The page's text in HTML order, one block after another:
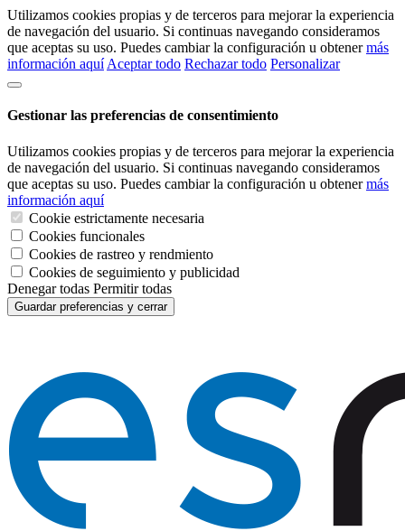
Utilizamos cookies propias y de terceros para mejorar la experiencia
de navegación del usuario. Si continuas navegando consideramos
que aceptas su uso. Puedes cambiar la configuración u obtenermás
información aquí Aceptar todo Rechazar todo Personalizar
Gestionar las preferencias de consentimiento
Utilizamos cookies propias y de terceros para mejorar la experiencia
de navegación del usuario. Si continuas navegando consideramos
que aceptas su uso. Puedes cambiar la configuración u obtenermás
información aquí
Cookie estrictamente necesaria
Cookies funcionales
Cookies de rastreo y rendmiento
Cookies de seguimiento y publicidad
Denegar todas Permitir todas
Guardar preferencias y cerrar